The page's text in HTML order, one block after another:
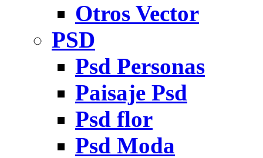
Otros Vector
PSD
Psd Personas
Paisaje Psd
Psd flor
Psd Moda